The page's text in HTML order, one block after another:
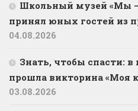
Школьный музей «Мы
принял юных гостей из
04.08.2026
Знать, чтобы спасти:
прошла викторина «Моя
03.08.2026